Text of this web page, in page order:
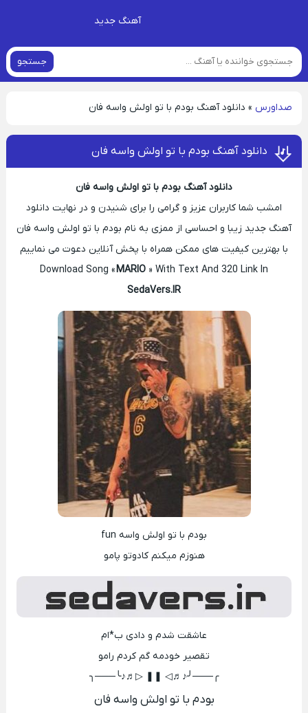
آهنگ جدید
جستجو
صداورس » دانلود آهنگ بودم با تو اولش واسه فان
دانلود آهنگ بودم با تو اولش واسه فان
دانلود آهنگ بودم با تو اولش واسه فان
امشب شما کاربران عزیز و گرامی را برای شنیدن و در نهایت دانلود
آهنگ جدید زیبا و احساسی از ممزی به نام بودم با تو اولش واسه فان
با بهترین کیفیت های ممکن همراه با پخش آنلاین دعوت می نماییم
Download Song «MARIO » With Text And 320 Link In
SedaVers.IR
بودم با تو اولش واسه fun
هنوزم میکنم کادوتو پامو
عاشقت شدم و دادی ب*ام
تقصیر خودمه گم کردم رامو
╭───╯♪♬◁ ❚❚ ▷♬♪╰───╮
بودم با تو اولش واسه فان